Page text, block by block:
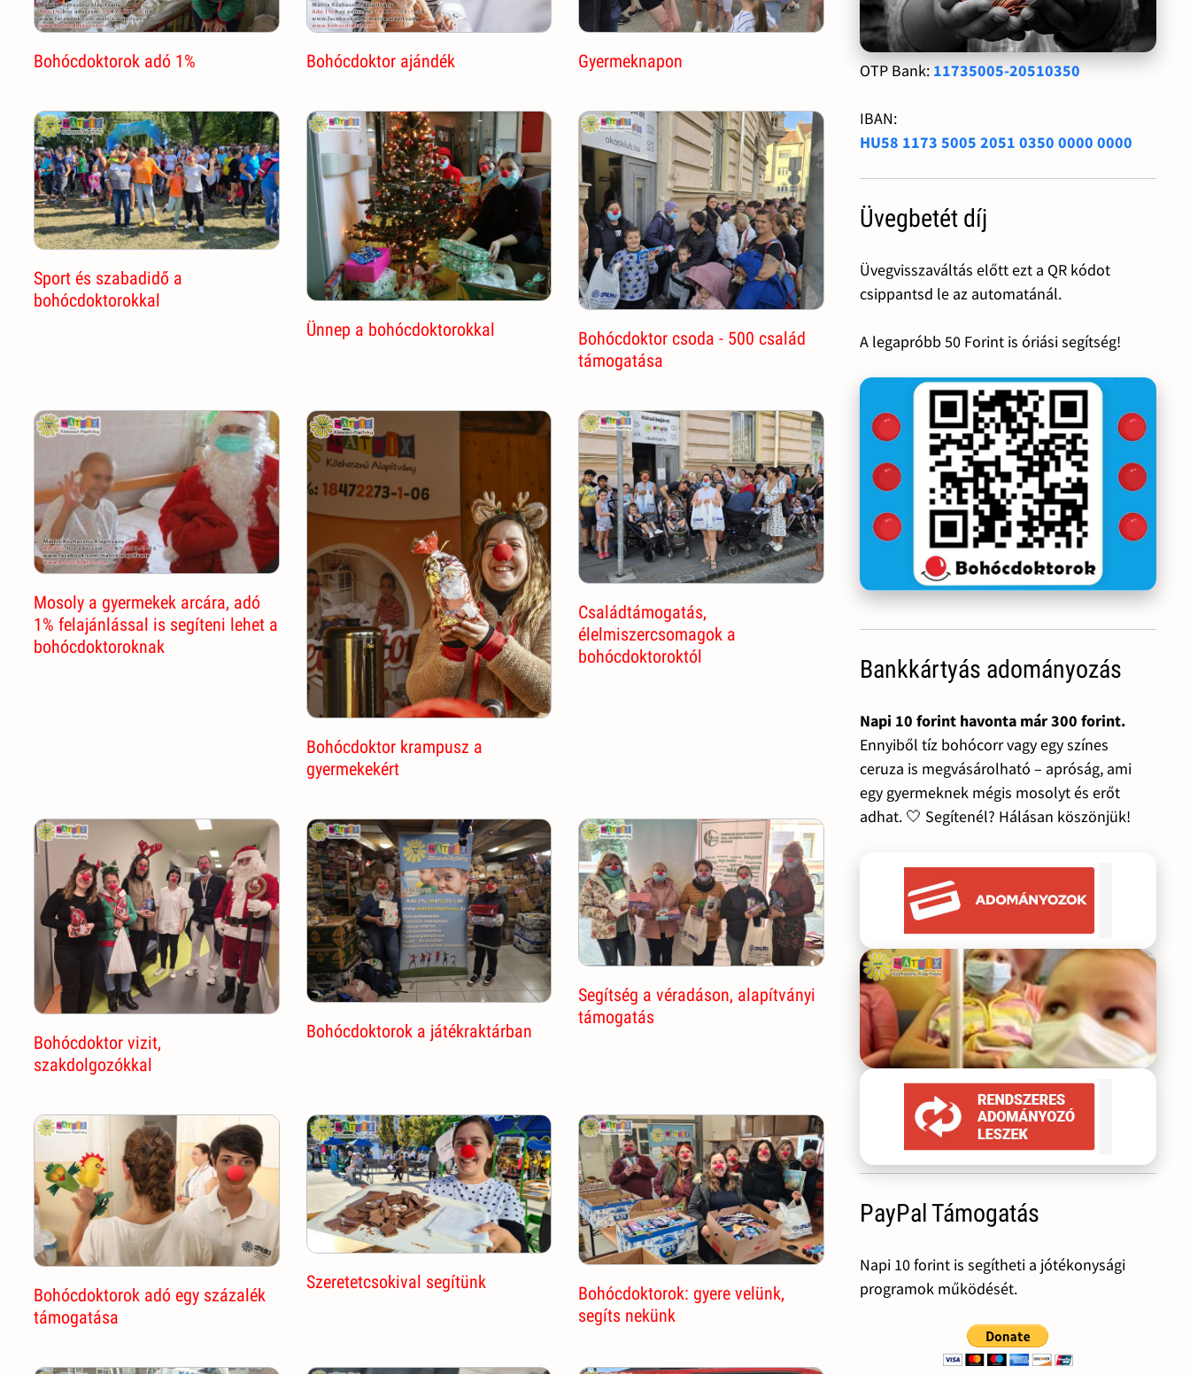
Bohócdoktorok adó 1% Bohócdoktor ajándék Gyermeknapon
Sport és szabadidő a
bohócdoktorokkal
Ünnep a bohócdoktorokkal
Bohócdoktor csoda - 500 család
támogatása
Mosoly a gyermekek arcára, adó
1% felajánlással is segíteni lehet a
bohócdoktoroknak
Bohócdoktor krampusz a
gyermekekért
Családtámogatás,
élelmiszercsomagok a
bohócdoktoroktól
Bohócdoktor vizit,
szakdolgozókkal
Bohócdoktorok a játékraktárban
Segítség a véradáson, alapítványi
támogatás
Bohócdoktorok adó egy százalék
támogatása
Szeretetcsokival segítünk
Bohócdoktorok: gyere velünk,
segíts nekünk
OTP Bank: 11735005-20510350
IBAN:
HU58 1173 5005 2051 0350 0000 0000
Üvegbetét díj
Üvegvisszaváltás előtt ezt a QR kódot
csippantsd le az automatánál.
A legapróbb 50 Forint is óriási segítség!
Bankkártyás adományozás
Napi 10 forint havonta már 300 forint.
Ennyiből tíz bohócorr vagy egy színes
ceruza is megvásárolható – apróság, ami
egy gyermeknek mégis mosolyt és erőt
adhat. 🤍 Segítenél? Hálásan köszönjük!
PayPal Támogatás
Napi 10 forint is segítheti a jótékonysági
programok működését.